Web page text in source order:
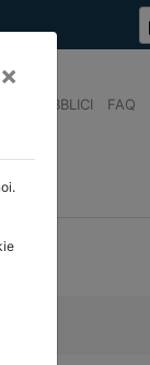
PUBBLICI FAQ
×